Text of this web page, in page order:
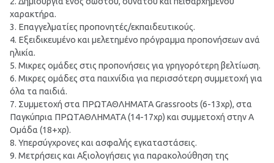
χαρακτήρα.
3. Επαγγελματίες προπονητές/εκπαιδευτικούς.
4. Εξειδικευμένο και μελετημένο πρόγραμμα προπονήσεων ανά
ηλικία.
5. Μικρες ομάδες στις προπονήσεις για γρηγορότερη βελτίωση.
6. Μικρες ομάδες στα παιχνίδια για περισσότερη συμμετοχή για
όλα τα παιδιά.
7. Συμμετοχή στα ΠΡΩΤΑΘΛΗΜΑΤΑ Grassroots (6-13χρ), στα
Παγκύπρια ΠΡΩΤΑΘΛΗΜΑΤΑ (14-17χρ) και συμμετοχή στην Α
Ομάδα (18+χρ).
8. Υπερσύγχρονες και ασφαλής εγκαταστάσεις.
9. Μετρήσεις και Αξιολογήσεις για παρακολούθηση της